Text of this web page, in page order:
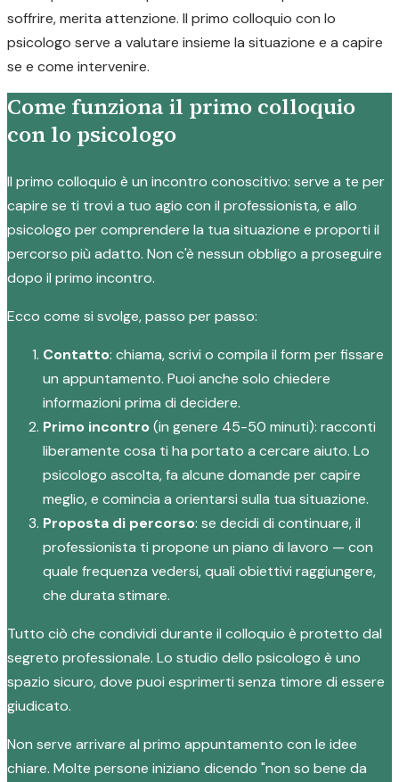
soffrire, merita attenzione. Il primo colloquio con lo
psicologo serve a valutare insieme la situazione e a capire
se e come intervenire.
Come funziona il primo colloquio
con lo psicologo
Il primo colloquio è un incontro conoscitivo: serve a te per
capire se ti trovi a tuo agio con il professionista, e allo
psicologo per comprendere la tua situazione e proporti il
percorso più adatto. Non c'è nessun obbligo a proseguire
dopo il primo incontro.
Ecco come si svolge, passo per passo:
Contatto: chiama, scrivi o compila il form per fissare
un appuntamento. Puoi anche solo chiedere
informazioni prima di decidere.
Primo incontro(in genere 45-50 minuti): racconti
liberamente cosa ti ha portato a cercare aiuto. Lo
psicologo ascolta, fa alcune domande per capire
meglio, e comincia a orientarsi sulla tua situazione.
Proposta di percorso: se decidi di continuare, il
professionista ti propone un piano di lavoro — con
quale frequenza vedersi, quali obiettivi raggiungere,
che durata stimare.
Tutto ciò che condividi durante il colloquio è protetto dal
segreto professionale. Lo studio dello psicologo è uno
spazio sicuro, dove puoi esprimerti senza timore di essere
giudicato.
Non serve arrivare al primo appuntamento con le idee
chiare. Molte persone iniziano dicendo "non so bene da